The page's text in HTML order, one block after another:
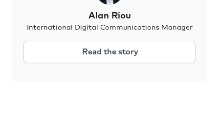
Alan Riou
International Digital Communications Manager
Read the story